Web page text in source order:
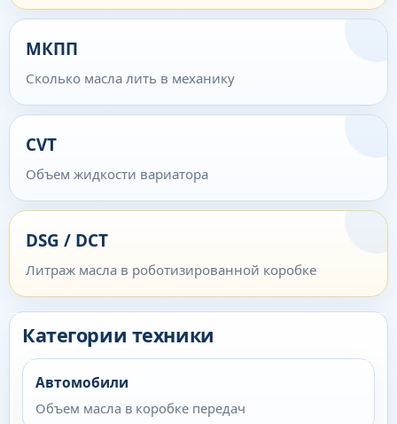
МКПП
Сколько масла лить в механику
CVT
Объем жидкости вариатора
DSG / DCT
Литраж масла в роботизированной коробке
Категории техники
Автомобили
Объем масла в коробке передач